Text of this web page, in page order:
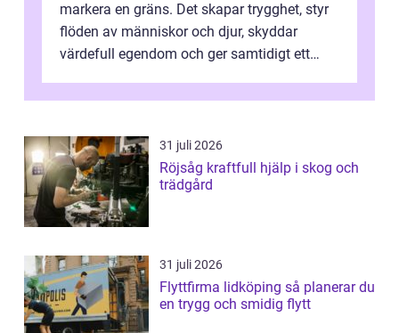
markera en gräns. Det skapar trygghet, styr
flöden av människor och djur, skyddar
värdefull egendom och ger samtidigt ett
31 juli 2026
Röjsåg kraftfull hjälp i skog och
trädgård
31 juli 2026
Flyttfirma lidköping så planerar du
en trygg och smidig flytt